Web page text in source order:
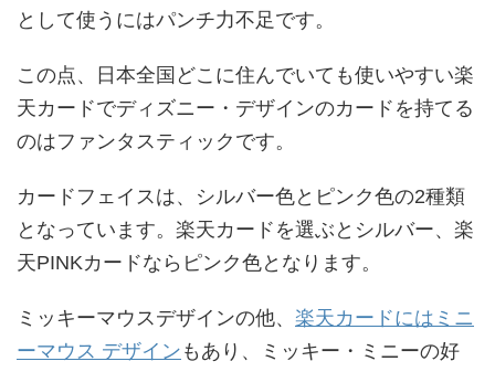
として使うにはパンチ力不足です。
この点、日本全国どこに住んでいても使いやすい楽
天カードでディズニー・デザインのカードを持てる
のはファンタスティックです。
カードフェイスは、シルバー色とピンク色の2種類
となっています。楽天カードを選ぶとシルバー、楽
天PINKカードならピンク色となります。
ミッキーマウスデザインの他、 楽天カードにはミニ
ーマウス デザイン もあり、ミッキー・ミニーの好